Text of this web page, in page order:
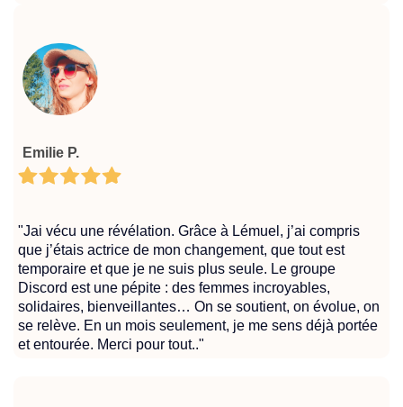
Emilie P.
"Jai vécu une révélation. Grâce à Lémuel, j’ai compris
que j’étais actrice de mon changement, que tout est
temporaire et que je ne suis plus seule. Le groupe
Discord est une pépite : des femmes incroyables,
solidaires, bienveillantes… On se soutient, on évolue, on
se relève. En un mois seulement, je me sens déjà portée
et entourée. Merci pour tout.."